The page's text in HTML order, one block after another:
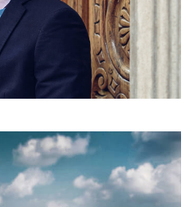
fashion, street, children,